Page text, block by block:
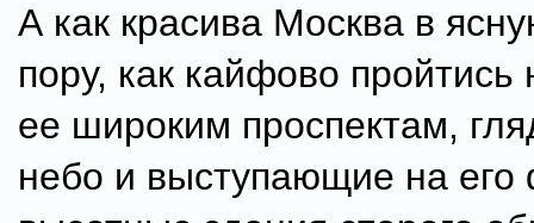
А как красива Москва в
пору, как кайфово
ее широким проспектам,
небо и выступающие на его